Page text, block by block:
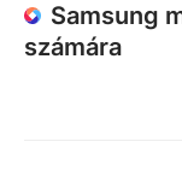
Samsung
számára